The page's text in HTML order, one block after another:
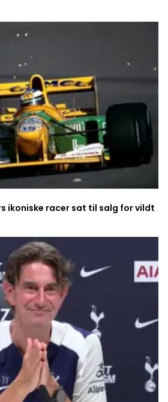
ikoniske racer sat til salg for vildt